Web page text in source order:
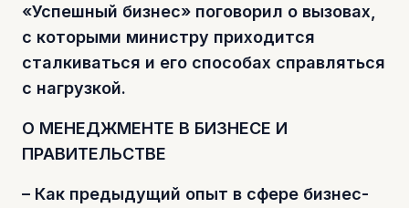
«Успешный бизнес» поговорил о вызовах,
с которыми министру приходится
сталкиваться и его способах справляться
с нагрузкой.
О МЕНЕДЖМЕНТЕ В БИЗНЕСЕ И
ПРАВИТЕЛЬСТВЕ
– Как предыдущий опыт в сфере бизнес-